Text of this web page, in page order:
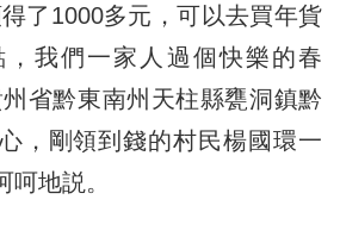
1000多元，可以去買年貨
我們一家人過個快樂的春
省黔東南州天柱縣甕洞鎮黔
，剛領到錢的村民楊國環一
地説。